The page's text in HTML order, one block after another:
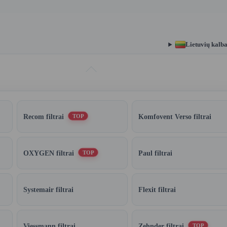
Lietuvių kalba
Recom filtrai TOP Komfovent Verso filtrai
OXYGEN filtrai TOP Paul filtrai
Systemair filtrai Flexit filtrai
TOP